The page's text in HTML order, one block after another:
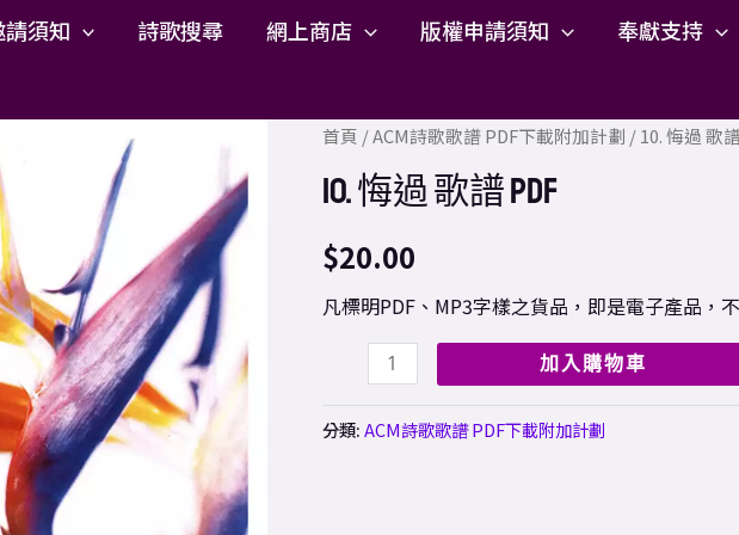
須知 詩歌搜尋 網上商店 版權申請須知 奉獻支持
首頁 /ACM詩歌歌譜 PDF下載附加計劃 / 10. 悔過 歌
10. 悔過 歌譜 PDF
$20.00
凡標明PDF、MP3字樣之貨品，即是電子產品，
10.
過
歌
譜
PDF
加入購物車
分類:ACM詩歌歌譜 PDF下載附加計劃
歌
數